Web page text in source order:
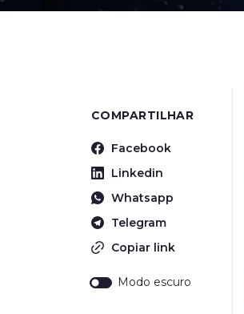
COMPARTILHAR
Facebook
Linkedin
Whatsapp
Telegram
Copiar link
Modo escuro